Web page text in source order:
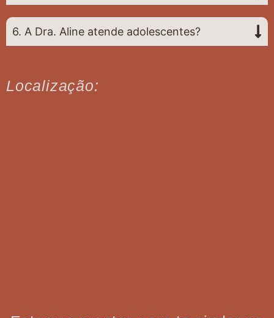
6. A Dra. Aline atende adolescentes?
Localização: